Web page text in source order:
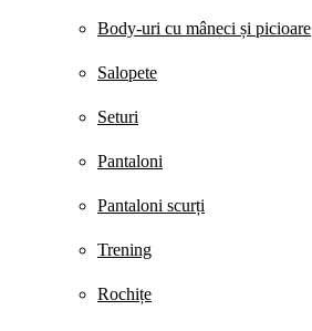
Body-uri cu mâneci și picioare
Salopete
Seturi
Pantaloni
Pantaloni scurți
Trening
Rochițe